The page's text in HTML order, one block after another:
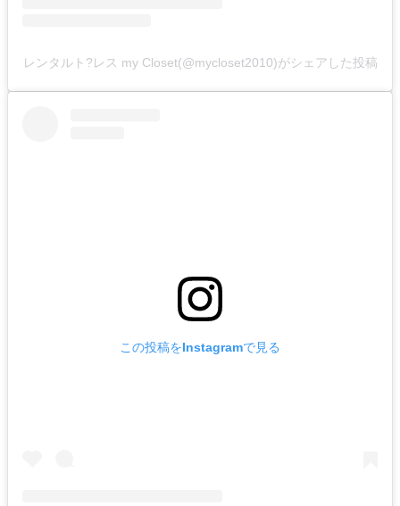
レンタルト?レス my Closet(@mycloset2010)がシェアした投稿
この投稿をInstagramで見る